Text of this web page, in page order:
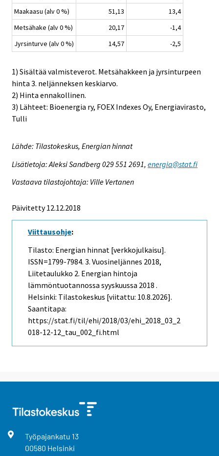
Maakaasu (alv 0 %)
51,13
13,4
Metsähake (alv 0 %)
20,17
-1,4
Jyrsinturve (alv 0 %)
14,57 -2,5
1) Sisältää valmisteverot. Metsähakkeen ja jyrsinturpeen
hinta 3. neljänneksen keskiarvo.
2) Hinta ennakollinen.
3) Lähteet: Bioenergia ry, FOEX Indexes Oy, Energiavirasto,
Tulli
Lähde: Tilastokeskus, Energian hinnat
Lisätietoja: Aleksi Sandberg 029 551 2691, energia@stat.fi
Vastaava tilastojohtaja: Ville Vertanen
Päivitetty 12.12.2018
Viittausohje:
Tilasto: Energian hinnat [verkkojulkaisu].
ISSN=1799-7984. 3. Vuosineljännes 2018,
Liitetaulukko 2. Energian hintoja
lämmöntuotannossa syyskuussa 2018 .
Helsinki: Tilastokeskus [viitattu: 10.8.2026].
Saantitapa:
https://stat.fi/til/ehi/2018/03/ehi_2018_03_2
018-12-12_tau_002_fi.html
Työpajankatu 13
00580 Helsinki